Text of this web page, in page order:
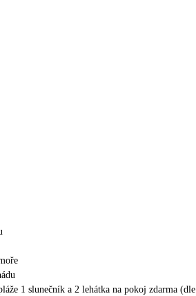
1 slunečník a 2 lehátka na pokoj zdarma (dle